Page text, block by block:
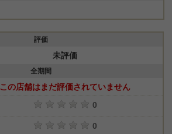
評価
未評価
全期間
この店舗はまだ評価されていません
0
0